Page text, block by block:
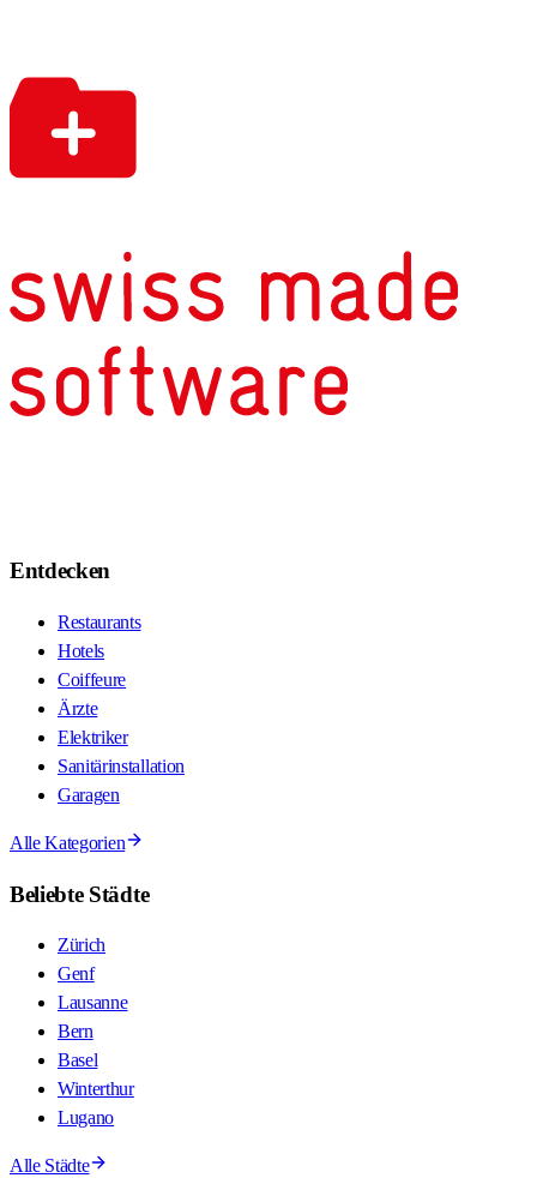
Entdecken
Restaurants
Hotels
Coiffeure
Ärzte
Elektriker
Sanitärinstallation
Garagen
Alle Kategorien
Beliebte Städte
Zürich
Genf
Lausanne
Bern
Basel
Winterthur
Lugano
Alle Städte